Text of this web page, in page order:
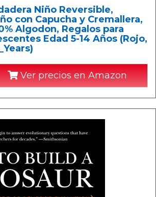
Niño Reversible,
con Capucha y Cremallera,
Algodon, Regalos para
Edad 5-14 Años (Rojo,
Ver precios en Amazon